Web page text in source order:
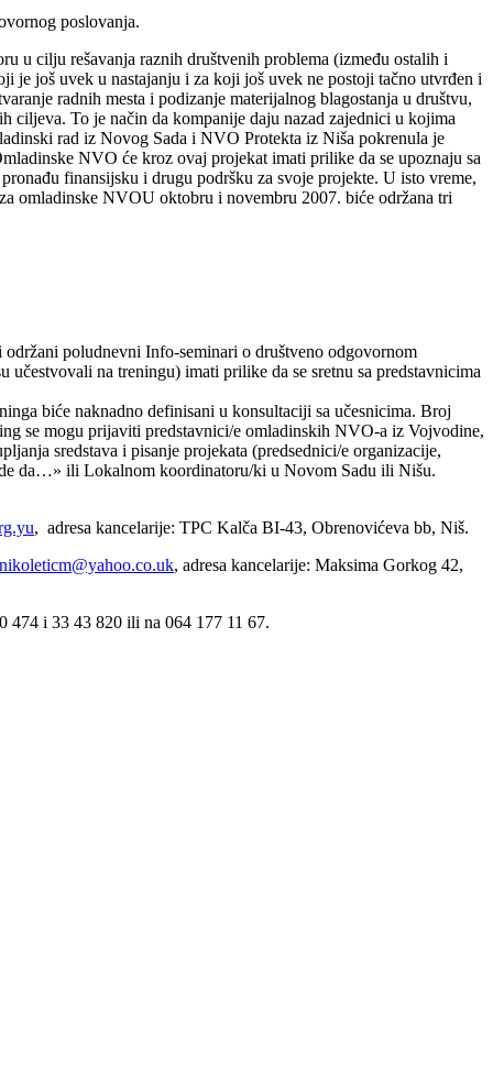
poslovanja.
u cilju rešavanja raznih društvenih problema (između ostalih i
je još uvek u nastajanju i za koji još uvek ne postoji tačno utvrđen i
radnih mesta i podizanje materijalnog blagostanja u društvu,
ciljeva. To je način da kompanije daju nazad zajednici u kojima
rad iz Novog Sada i NVO Protekta iz Niša pokrenula je
NVO će kroz ovaj projekat imati prilike da se upoznaju sa
finansijsku i drugu podršku za svoje projekte. U isto vreme,
omladinske NVOU oktobru i novembru 2007. biće održana tri
poludnevni Info-seminari o društveno odgovornom
učestvovali na treningu) imati prilike da se sretnu sa predstavnicima
biće naknadno definisani u konsultaciji sa učesnicima. Broj
se mogu prijaviti predstavnici/e omladinskih NVO-a iz Vojvodine,
sredstava i pisanje projekata (predsednici/e organizacije,
da…» ili Lokalnom koordinatoru/ki u Novom Sadu ili Nišu.
, adresa kancelarije: TPC Kalča BI-43, Obrenovićeva bb, Niš.
nikoleticm@yahoo.co.uk, adresa kancelarije: Maksima Gorkog 42,
474 i 33 43 820 ili na 064 177 11 67.